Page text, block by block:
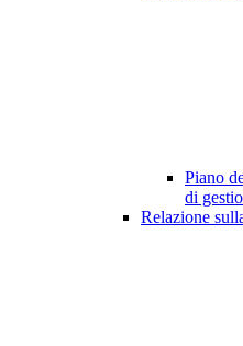
Piano
di
Relazione